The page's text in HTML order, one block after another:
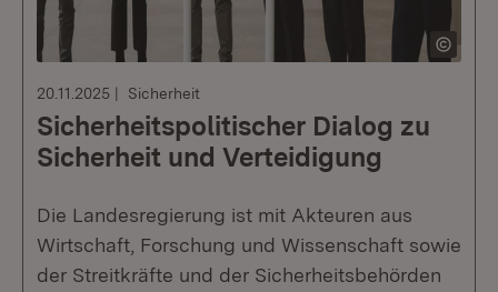
20.11.2025 Sicherheit
Sicherheitspolitischer Dialog zu
Sicherheit und Verteidigung
Die Landesregierung ist mit Akteuren aus
Wirtschaft, Forschung und Wissenschaft sowie
der Streitkräfte und der Sicherheitsbehörden